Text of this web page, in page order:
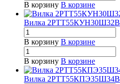
В корзину В корзине
Вилка 2РТТ55КУН30Ш32В
В корзину В корзине
В корзину В корзине
Вилка 2РТТ55КПЭ35Ш34В